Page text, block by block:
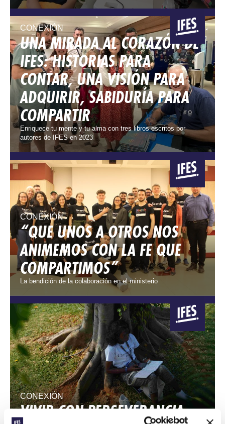
CONEXIÓN
UNA MIRADA AL CORAZÓN DE
IFES: HISTORIAS PARA
CONTAR, UNA VISIÓN PARA
ADQUIRIR, SABIDURÍA PARA
COMPARTIR
Enriquece tu mente y tu alma con tres libros escritos por
autores de IFES en 2023
CONEXIÓN
“QUE UNOS A OTROS NOS
ANIMEMOS CON LA FE QUE
COMPARTIMOS”
La bendición de la colaboración en el ministerio
CONEXIÓN
VIVIR CON PERSEVERANCIA